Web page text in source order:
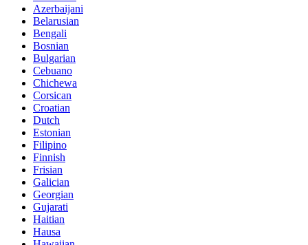
Azerbaijani
Belarusian
Bengali
Bosnian
Bulgarian
Cebuano
Chichewa
Corsican
Croatian
Dutch
Estonian
Filipino
Finnish
Frisian
Galician
Georgian
Gujarati
Haitian
Hausa